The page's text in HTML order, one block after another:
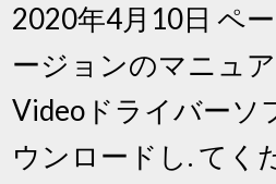
2020年4月10日 ペ
ージョンのマニュ
Videoドライバーソ
ウンロードし. てく